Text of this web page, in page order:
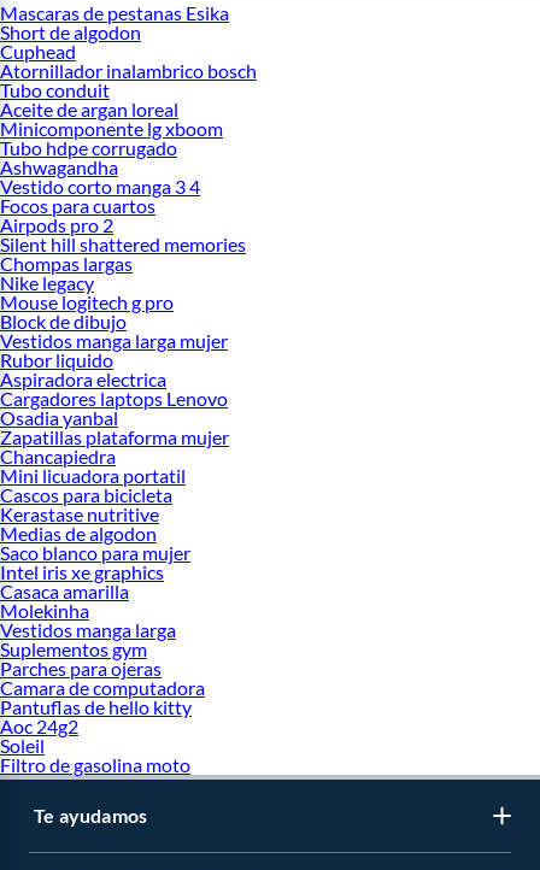
Mascaras de pestanas Esika
Short de algodon
Cuphead
Atornillador inalambrico bosch
Tubo conduit
Aceite de argan loreal
Minicomponente lg xboom
Tubo hdpe corrugado
Ashwagandha
Vestido corto manga 3 4
Focos para cuartos
Airpods pro 2
Silent hill shattered memories
Chompas largas
Nike legacy
Mouse logitech g pro
Block de dibujo
Vestidos manga larga mujer
Rubor liquido
Aspiradora electrica
Cargadores laptops Lenovo
Osadia yanbal
Zapatillas plataforma mujer
Chancapiedra
Mini licuadora portatil
Cascos para bicicleta
Kerastase nutritive
Medias de algodon
Saco blanco para mujer
Intel iris xe graphics
Casaca amarilla
Molekinha
Vestidos manga larga
Suplementos gym
Parches para ojeras
Camara de computadora
Pantuflas de hello kitty
Aoc 24g2
Soleil
Filtro de gasolina moto
Te ayudamos